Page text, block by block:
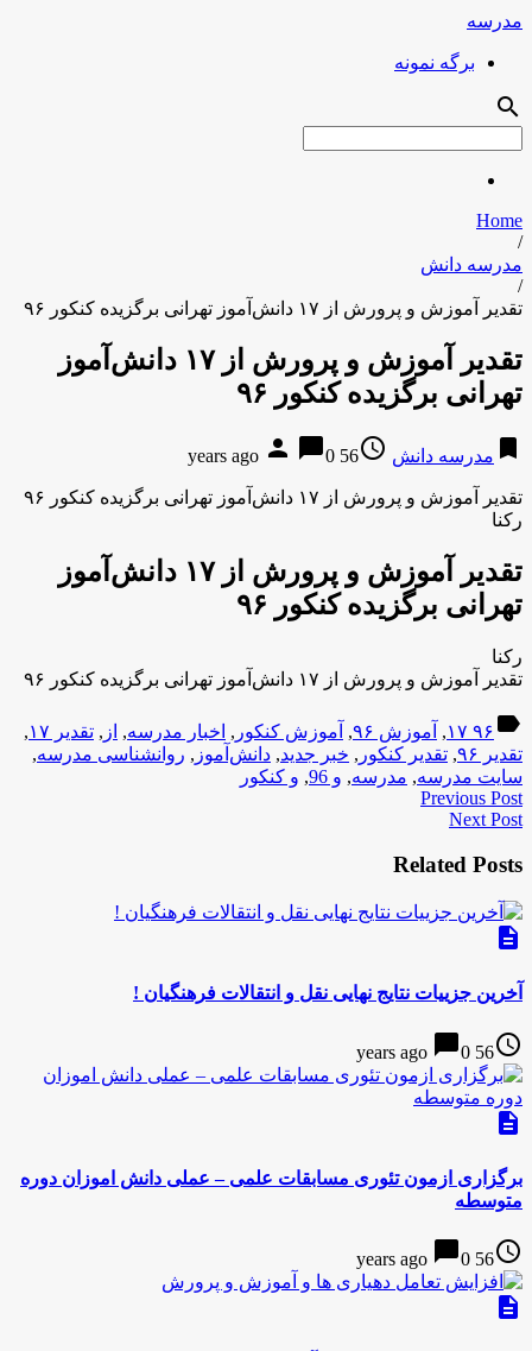
مدرسه
برگه نمونه
search
Home
/
مدرسه دانش
/
تقدیر آموزش و پرورش از ۱۷ دانش‌آموز تهرانی برگزیده کنکور ۹۶
تقدیر آموزش و پرورش از ۱۷ دانش‌آموز
تهرانی برگزیده کنکور ۹۶
bookmark مدرسه دانش access_time
56 years ago
person chat_bubble0
تقدیر آموزش و پرورش از ۱۷ دانش‌آموز تهرانی برگزیده کنکور ۹۶
رکنا
تقدیر آموزش و پرورش از ۱۷ دانش‌آموز
تهرانی برگزیده کنکور ۹۶
رکنا
تقدیر آموزش و پرورش از ۱۷ دانش‌آموز تهرانی برگزیده کنکور ۹۶
label ۹۶ ۱۷ , آموزش ۹۶ , آموزش کنکور , اخبار مدرسه, از , تقدیر ۱۷
,
تقدیر ۹۶
, تقدیر کنکور , خبر جدید, دانش‌آموز , روانشناسی مدرسه,
سایت مدرسه, مدرسه, و 96 , و کنکور
Previous Post
Next Post
Related Posts
description
آخرین جزییات نتایج نهایی نقل و انتقالات فرهنگیان !
access_time
56 years ago
chat_bubble0
description
برگزاری ازمون تئوری مسابقات علمی – عملی دانش اموزان دوره
متوسطه
access_time
56 years ago
chat_bubble0
description